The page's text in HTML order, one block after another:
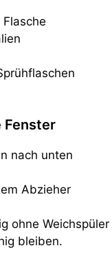
nach unten
Abzieher
ohne Weichspüler
bleiben.